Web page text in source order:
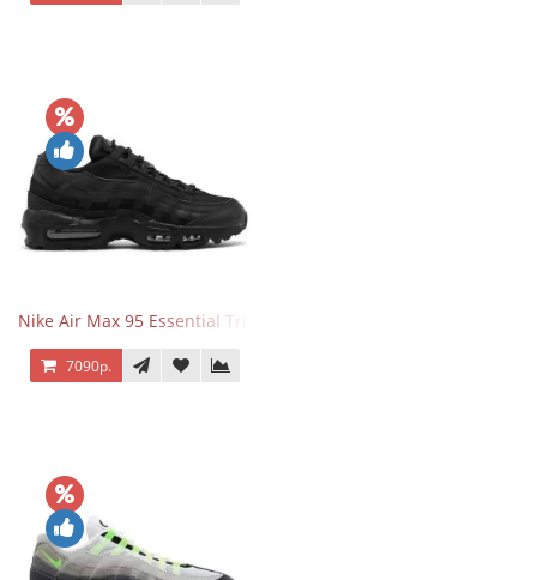
Nike Air Max 95 Essential Triple Black
7090р.